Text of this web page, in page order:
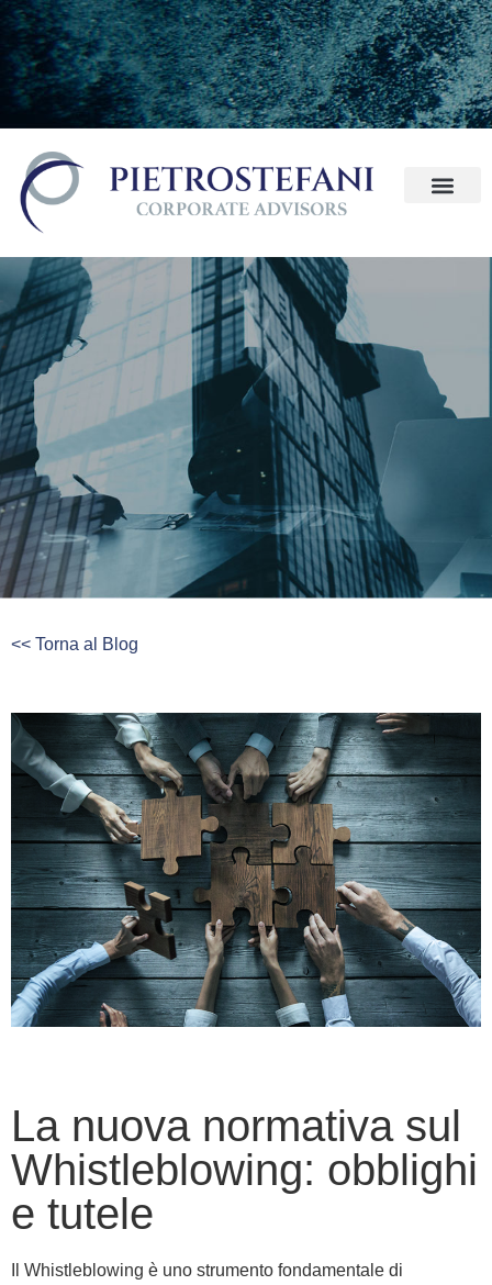
<< Torna al Blog
La nuova normativa sul
Whistleblowing: obblighi
e tutele
Il Whistleblowing è uno strumento fondamentale di